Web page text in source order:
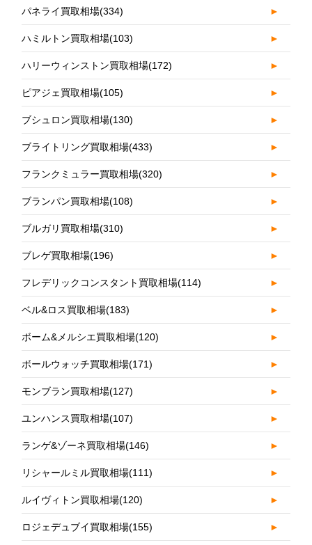
パネライ買取相場(334) ►
ハミルトン買取相場(103) ►
ハリーウィンストン買取相場(172) ►
ピアジェ買取相場(105) ►
ブシュロン買取相場(130) ►
ブライトリング買取相場(433) ►
フランクミュラー買取相場(320) ►
ブランパン買取相場(108) ►
ブルガリ買取相場(310) ►
ブレゲ買取相場(196) ►
フレデリックコンスタント買取相場(114) ►
ベル&ロス買取相場(183) ►
ボーム&メルシエ買取相場(120) ►
ボールウォッチ買取相場(171) ►
モンブラン買取相場(127) ►
ユンハンス買取相場(107) ►
ランゲ&ゾーネ買取相場(146) ►
リシャールミル買取相場(111) ►
ルイヴィトン買取相場(120) ►
ロジェデュブイ買取相場(155) ►